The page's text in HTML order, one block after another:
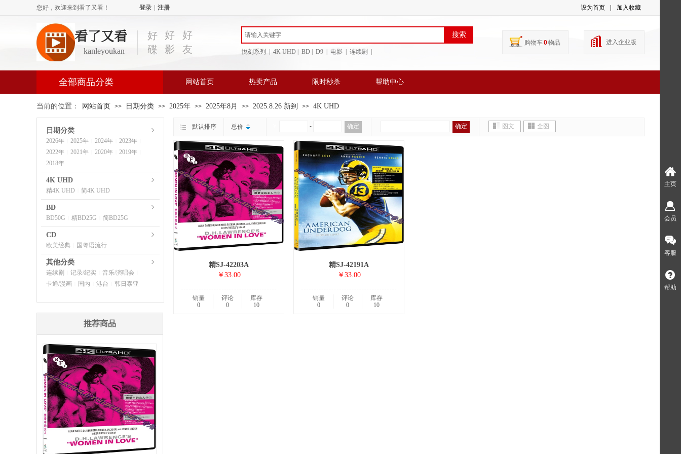
您好，欢迎来到看了又看！ 登录 注册 设为首页 加入收藏
好
碟
好
影
好
友
悅刻系列 | 4K UHD | BD | D9 | 电影 | 连续剧 |
购物车0物品 进入企业版
看了又看
kanleyoukan
搜索
全部商品分类 网站首页 热卖产品 限时秒杀 帮助中心
当前的位置： 网站首页 >> 日期分类 >> 2025年 >> 2025年8月 >> 2025.8.26 新到 >> 4K UHD
默认排序 总价 - 确定 确定 图文 全图
精SJ-42203A
￥33.00
销量
0
评论
0
库存
10
精SJ-42191A
￥33.00
销量
0
评论
0
库存
10
日期分类
2026年 2025年 2024年 2023年
2022年 2021年 2020年 2019年
2018年
4K UHD
精4K UHD 简4K UHD
BD
BD50G 精BD25G 简BD25G
CD
欧美经典 国粤语流行
其他分类
连续剧 记录/纪实 音乐/演唱会
卡通/漫画 国内 港台 韩日泰亚
推荐商品
主页
会员
客服
帮助